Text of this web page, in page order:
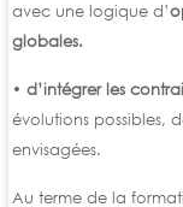
avec une logique d’
globales.
• d’intégrer les
évolutions possibles,
envisagées.
Au terme de la